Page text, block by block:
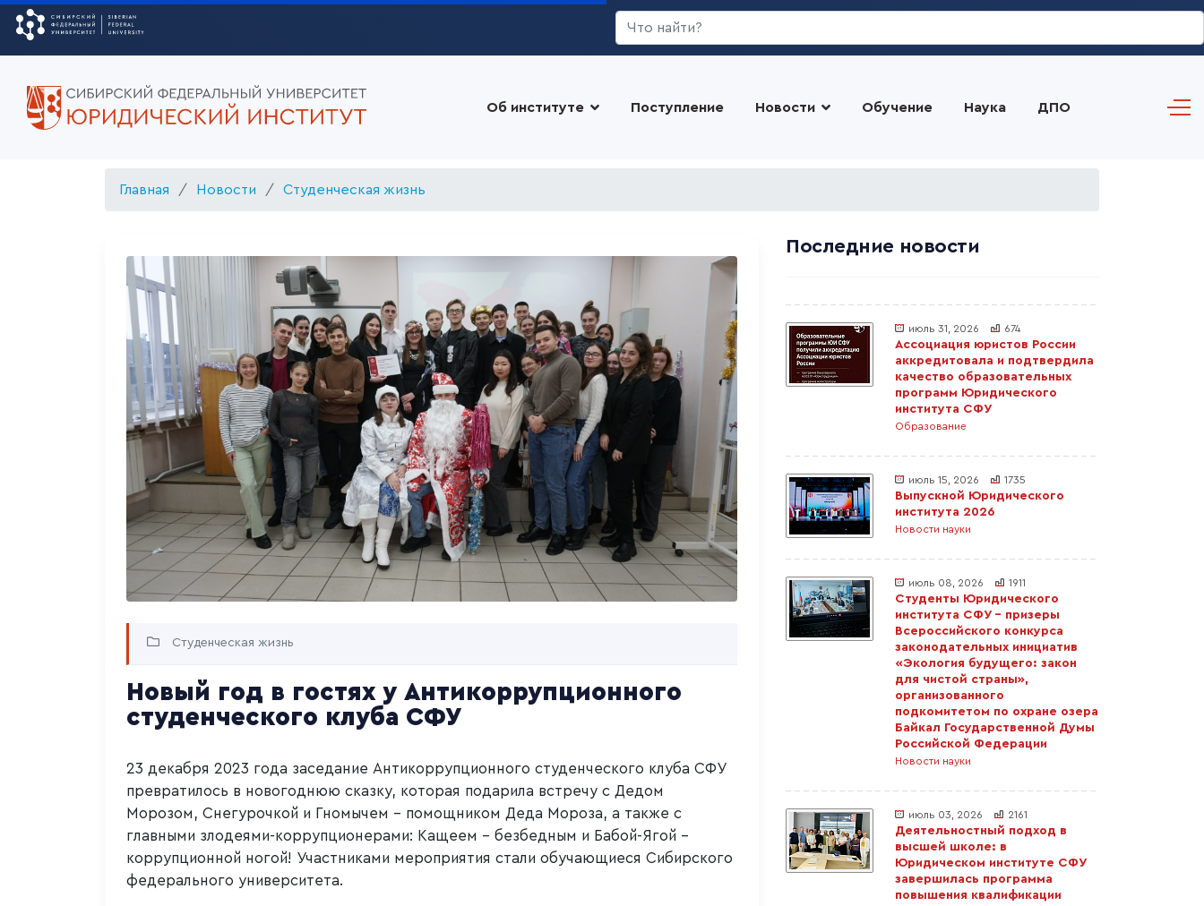
Искать...
Об институте Поступление Новости Обучение Наука ДПО
Главная Новости Студенческая жизнь
Студенческая жизнь
Новый год в гостях у Антикоррупционного
студенческого клуба СФУ
23 декабря 2023 года заседание Антикоррупционного студенческого клуба СФУ
превратилось в новогоднюю сказку, которая подарила встречу с Дедом
Морозом, Снегурочкой и Гномычем – помощником Деда Мороза, а также с
главными злодеями-коррупционерами: Кащеем – безбедным и Бабой-Ягой –
коррупционной ногой! Участниками мероприятия стали обучающиеся Сибирского
федерального университета.
Последние новости
июль 31, 2026 674
Ассоциация юристов России
аккредитовала и подтвердила
качество образовательных
программ Юридического
института СФУ
Образование
июль 15, 2026 1735
Выпускной Юридического
института 2026
Новости науки
июль 08, 2026 1911
Студенты Юридического
института СФУ – призеры
Всероссийского конкурса
законодательных инициатив
«Экология будущего: закон
для чистой страны»,
организованного
подкомитетом по охране озера
Байкал Государственной Думы
Российской Федерации
Новости науки
июль 03, 2026 2161
Деятельностный подход в
высшей школе: в
Юридическом институте СФУ
завершилась программа
повышения квалификации